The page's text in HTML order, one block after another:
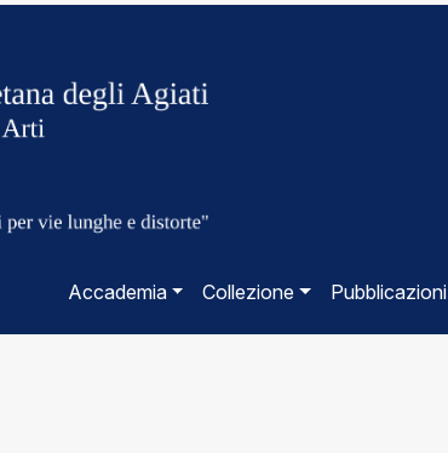
Accademia Collezione Pubblicazioni